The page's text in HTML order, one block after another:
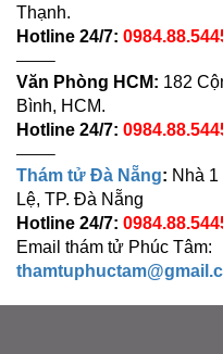
Thạnh.
Hotline 24/7:
——–
Văn Phòng HCM: 182
Bình, HCM.
Hotline 24/7:
——–
Thám tử Đà Nẵng: Nhà
Lệ, TP. Đà Nẵng
Hotline 24/7:
Email thám tử Phúc Tâm: